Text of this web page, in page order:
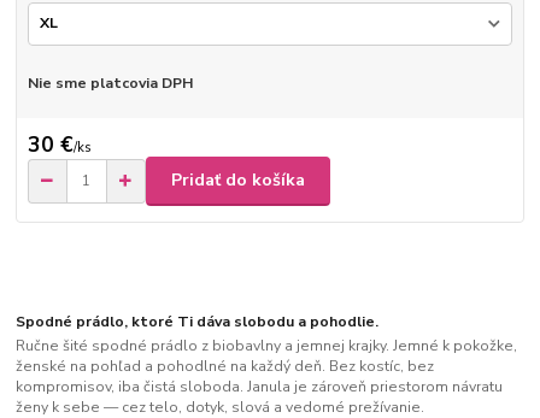
Nie sme platcovia DPH
30 €/ks
Pridať do košíka
Spodné prádlo, ktoré Ti dáva slobodu a pohodlie.
Ručne šité spodné prádlo z biobavlny a jemnej krajky. Jemné k pokožke,
ženské na pohľad a pohodlné na každý deň. Bez kostíc, bez
kompromisov, iba čistá sloboda. Janula je zároveň priestorom návratu
ženy k sebe — cez telo, dotyk, slová a vedomé prežívanie.